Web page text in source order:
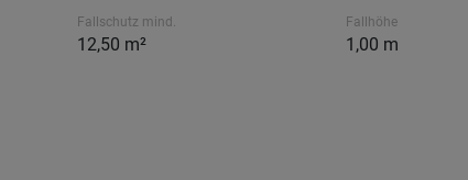
Fallschutz mind.
12,50 m²
Fallhöhe
1,00 m